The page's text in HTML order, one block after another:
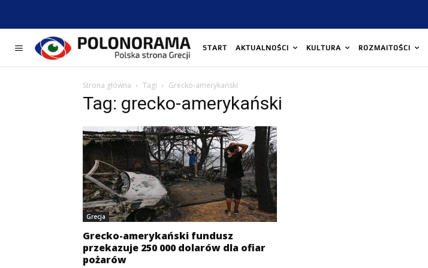
START AKTUALNOŚCI KULTURA ROZMAITOŚCI
Strona główna Tagi Grecko-amerykański
Tag: grecko-amerykański
Grecja
Grecko-amerykański fundusz
przekazuje 250 000 dolarów dla ofiar
pożarów